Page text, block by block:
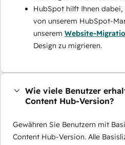
HubSpot hilft Ihnen
von unserem HubSpot-
unserem Website-
Design zu migrieren.
Wie viele Benutzer
Content Hub-Version?
Gewähren Sie Benutzern mit
Content Hub-Version. Alle